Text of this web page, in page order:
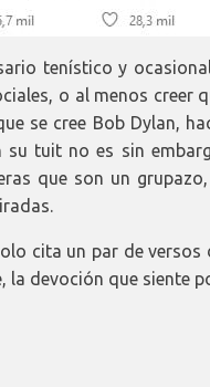
tenístico y
o al menos
se cree Bob Dylan,
su tuit no es sin
que son un
cita un par de
la devoción que siente